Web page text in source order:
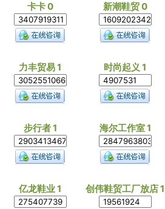
卡卡 0 新潮鞋贸 0
力丰贸易 1 时尚起义 1
步行者 1 海尔工作室 1
亿龙鞋业 1 创伟鞋贸工厂放店 1